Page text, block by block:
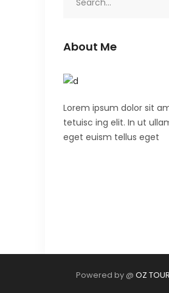
About Me
Lorem ipsum dolor sit
tetuisc ing elit. In ut
eget euism tellus eget
Powered by @ OZ